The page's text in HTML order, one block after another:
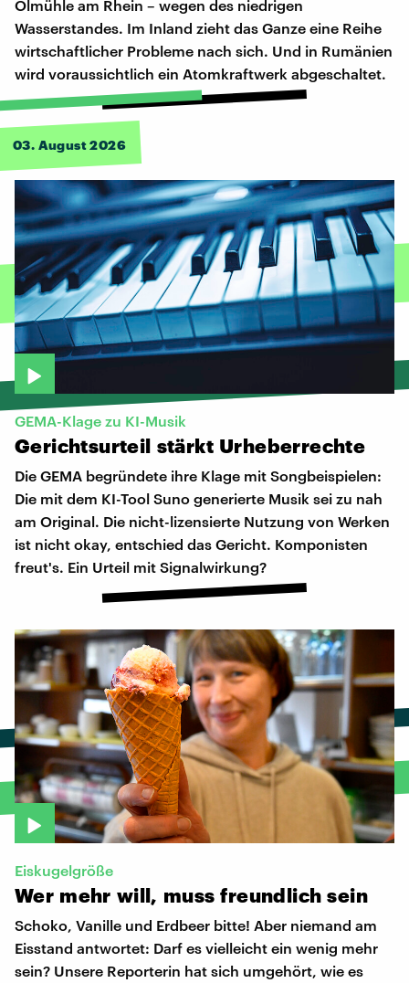
Ölmühle am Rhein – wegen des niedrigen
Wasserstandes. Im Inland zieht das Ganze eine Reihe
wirtschaftlicher Probleme nach sich. Und in Rumänien
wird voraussichtlich ein Atomkraftwerk abgeschaltet.
03. August 2026
GEMA-Klage zu KI-Musik
Gerichtsurteil stärkt Urheberrechte
Die GEMA begründete ihre Klage mit Songbeispielen:
Die mit dem KI-Tool Suno generierte Musik sei zu nah
am Original. Die nicht-lizensierte Nutzung von Werken
ist nicht okay, entschied das Gericht. Komponisten
freut's. Ein Urteil mit Signalwirkung?
Eiskugelgröße
Wer mehr will, muss freundlich sein
Schoko, Vanille und Erdbeer bitte! Aber niemand am
Eisstand antwortet: Darf es vielleicht ein wenig mehr
sein? Unsere Reporterin hat sich umgehört, wie es